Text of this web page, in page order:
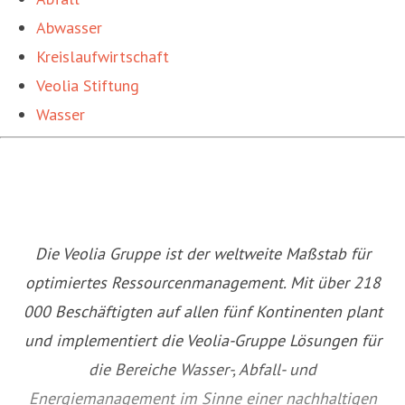
Abwasser
Kreislaufwirtschaft
Veolia Stiftung
Wasser
Die Veolia Gruppe ist der weltweite Maßstab für
optimiertes Ressourcenmanagement. Mit über 218
000 Beschäftigten auf allen fünf Kontinenten plant
und implementiert die Veolia-Gruppe Lösungen für
die Bereiche Wasser-, Abfall- und
Energiemanagement im Sinne einer nachhaltigen